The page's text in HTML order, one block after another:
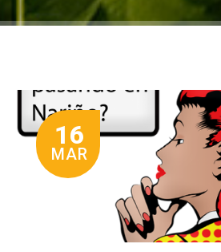
16
MAR